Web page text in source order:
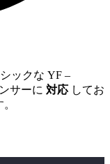
ックな YF –
サーに 対応 してお